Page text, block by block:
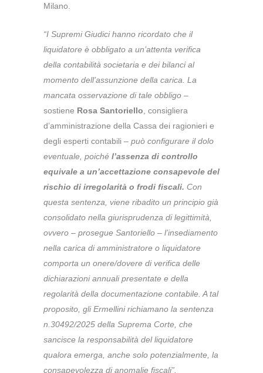
Milano.
“I Supremi Giudici hanno ricordato che il
liquidatore è obbligato a un’attenta verifica
della contabilità societaria e dei bilanci al
momento dell’assunzione della carica. La
mancata osservazione di tale obbligo –
sostiene Rosa Santoriello , consigliera
d’amministrazione della Cassa dei ragionieri e
degli esperti contabili – può configurare il dolo
eventuale, poiché l’assenza di controllo
equivale a un’accettazione consapevole del
rischio di irregolarità o frodi fiscali. Con
questa sentenza, viene ribadito un principio già
consolidato nella giurisprudenza di legittimità,
ovvero – prosegue Santoriello – l’insediamento
nella carica di amministratore o liquidatore
comporta un onere/dovere di verifica delle
dichiarazioni annuali presentate e della
regolarità della documentazione contabile. A tal
proposito, gli Ermellini richiamano la sentenza
n.30492/2025 della Suprema Corte, che
sancisce la responsabilità del liquidatore
qualora emerga, anche solo potenzialmente, la
consapevolezza di anomalie fiscali”.